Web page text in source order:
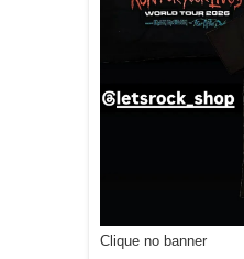
Clique no banner